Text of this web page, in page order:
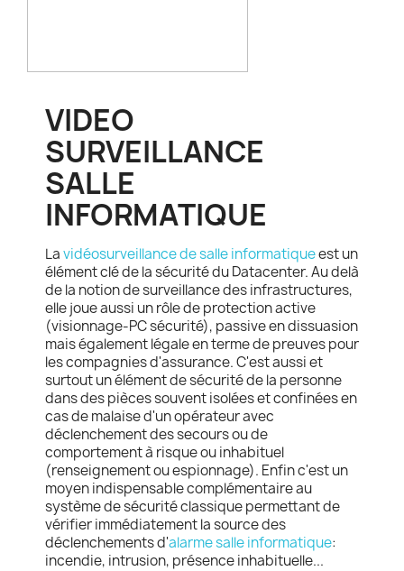
VIDEO
SURVEILLANCE
SALLE
INFORMATIQUE
Lavidéosurveillance de salle informatiqueest un
élément clé de la sécurité du Datacenter. Au delà
de la notion de surveillance des infrastructures,
elle joue aussi un rôle de protection active
(visionnage-PC sécurité), passive en dissuasion
mais également légale en terme de preuves pour
les compagnies d'assurance. C'est aussi et
surtout un élément de sécurité de la personne
dans des pièces souvent isolées et confinées en
cas de malaise d'un opérateur avec
déclenchement des secours ou de
comportement à risque ou inhabituel
(renseignement ou espionnage). Enfin c'est un
moyen indispensable complémentaire au
système de sécurité classique permettant de
vérifier immédiatement la source des
déclenchements d'alarme salle informatique:
incendie, intrusion, présence inhabituelle...